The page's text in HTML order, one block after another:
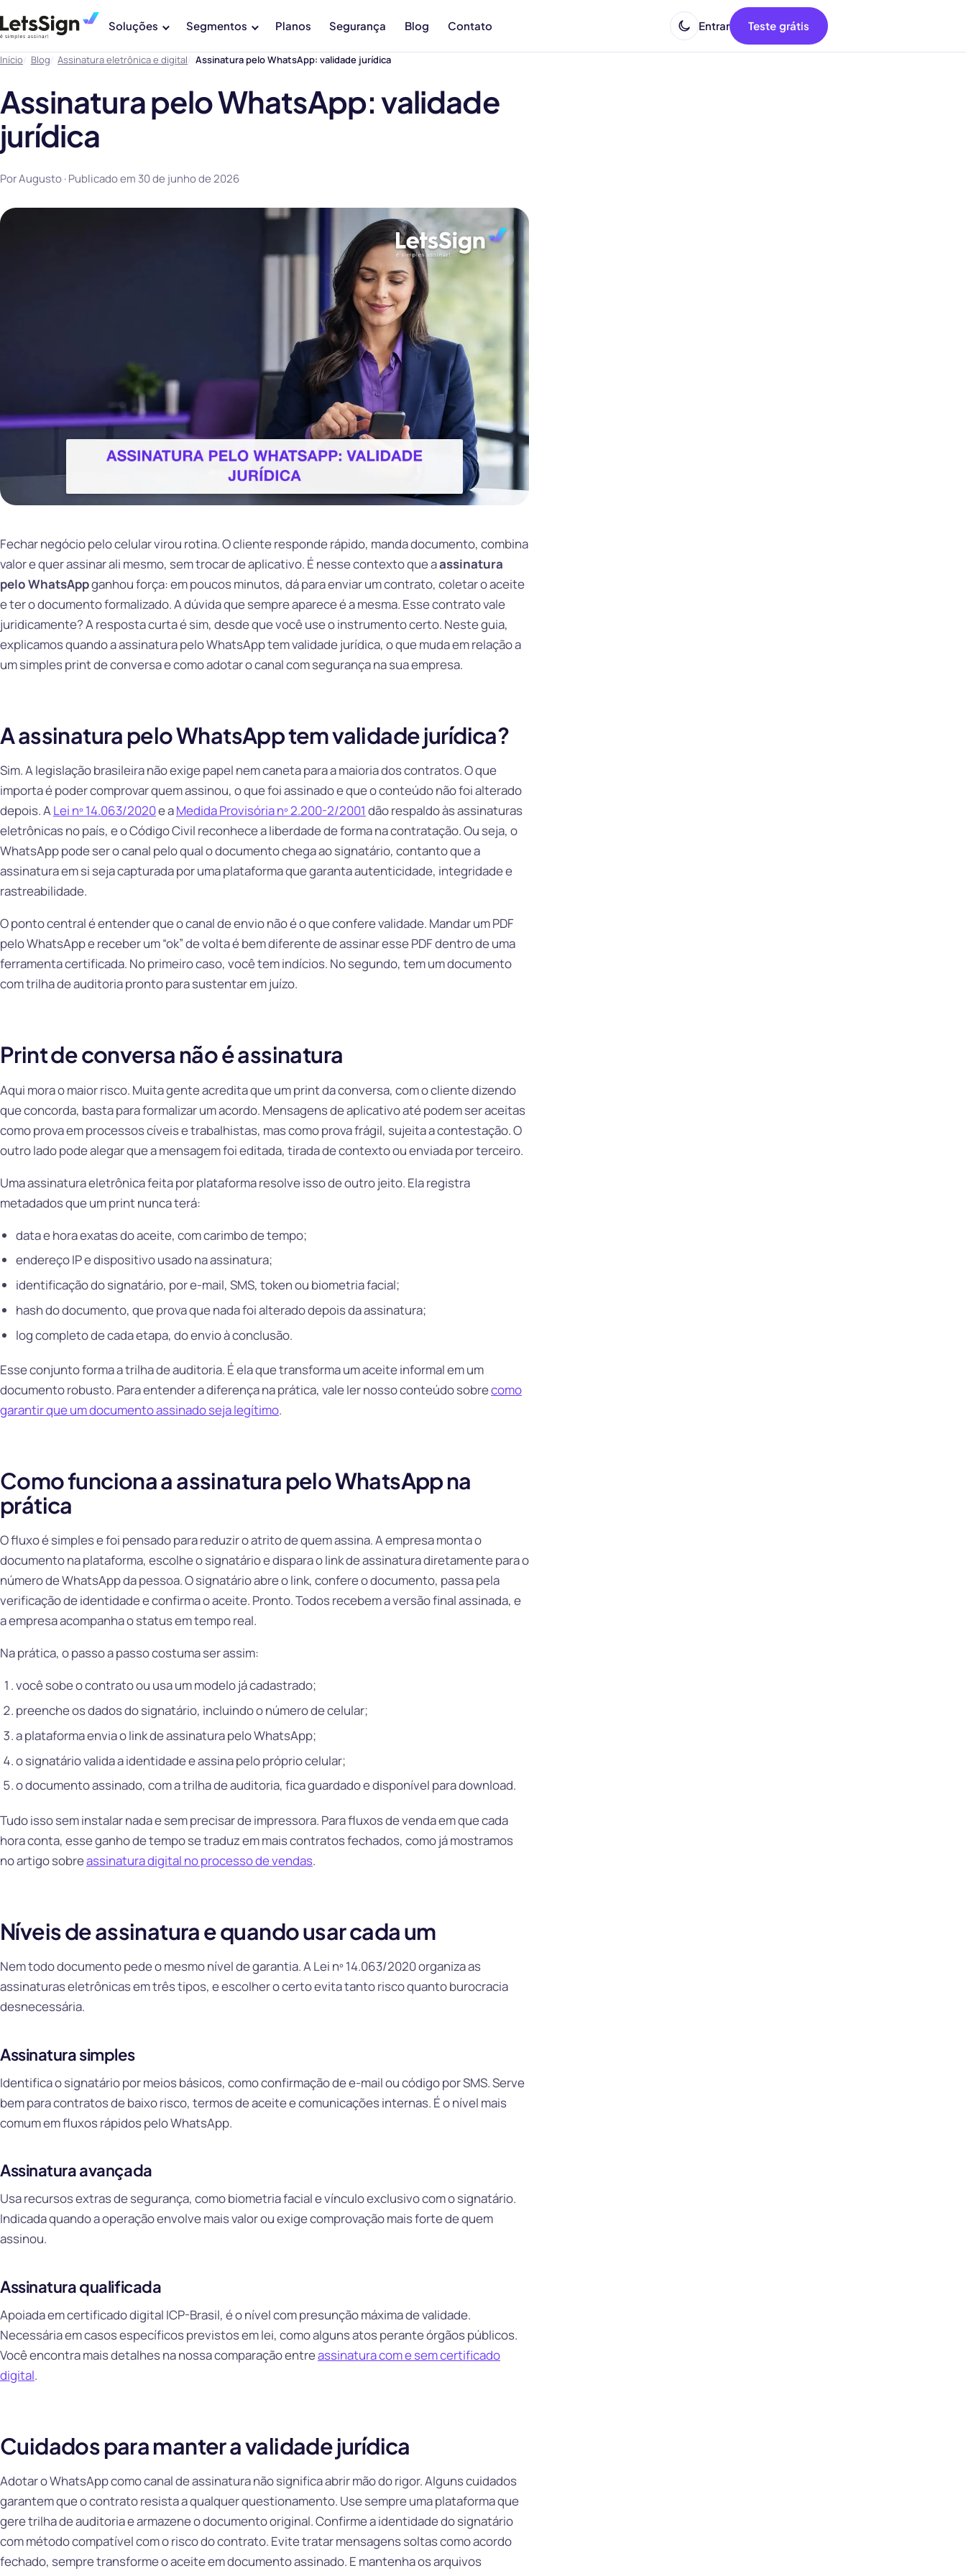
Soluções Segmentos Planos Segurança Blog Contato Entrar Teste grátis
Início Blog Assinatura eletrônica e digital Assinatura pelo WhatsApp: validade jurídica
Assinatura pelo WhatsApp: validade
jurídica
Por Augusto · Publicado em 30 de junho de 2026
Fechar negócio pelo celular virou rotina. O cliente responde rápido, manda documento, combina
valor e quer assinar ali mesmo, sem trocar de aplicativo. É nesse contexto que aassinatura
pelo WhatsAppganhou força: em poucos minutos, dá para enviar um contrato, coletar o aceite
e ter o documento formalizado. A dúvida que sempre aparece é a mesma. Esse contrato vale
juridicamente? A resposta curta é sim, desde que você use o instrumento certo. Neste guia,
explicamos quando a assinatura pelo WhatsApp tem validade jurídica, o que muda em relação a
um simples print de conversa e como adotar o canal com segurança na sua empresa.
A assinatura pelo WhatsApp tem validade jurídica?
Sim. A legislação brasileira não exige papel nem caneta para a maioria dos contratos. O que
importa é poder comprovar quem assinou, o que foi assinado e que o conteúdo não foi alterado
depois. ALei nº 14.063/2020e aMedida Provisória nº 2.200-2/2001 dão respaldo às assinaturas
eletrônicas no país, e o Código Civil reconhece a liberdade de forma na contratação. Ou seja, o
WhatsApp pode ser o canal pelo qual o documento chega ao signatário, contanto que a
assinatura em si seja capturada por uma plataforma que garanta autenticidade, integridade e
rastreabilidade.
O ponto central é entender que o canal de envio não é o que confere validade. Mandar um PDF
pelo WhatsApp e receber um “ok” de volta é bem diferente de assinar esse PDF dentro de uma
ferramenta certificada. No primeiro caso, você tem indícios. No segundo, tem um documento
com trilha de auditoria pronto para sustentar em juízo.
Print de conversa não é assinatura
Aqui mora o maior risco. Muita gente acredita que um print da conversa, com o cliente dizendo
que concorda, basta para formalizar um acordo. Mensagens de aplicativo até podem ser aceitas
como prova em processos cíveis e trabalhistas, mas como prova frágil, sujeita a contestação. O
outro lado pode alegar que a mensagem foi editada, tirada de contexto ou enviada por terceiro.
Uma assinatura eletrônica feita por plataforma resolve isso de outro jeito. Ela registra
metadados que um print nunca terá:
data e hora exatas do aceite, com carimbo de tempo;
endereço IP e dispositivo usado na assinatura;
identificação do signatário, por e-mail, SMS, token ou biometria facial;
hash do documento, que prova que nada foi alterado depois da assinatura;
log completo de cada etapa, do envio à conclusão.
Esse conjunto forma a trilha de auditoria. É ela que transforma um aceite informal em um
documento robusto. Para entender a diferença na prática, vale ler nosso conteúdo sobrecomo
garantir que um documento assinado seja legítimo.
Como funciona a assinatura pelo WhatsApp na
prática
O fluxo é simples e foi pensado para reduzir o atrito de quem assina. A empresa monta o
documento na plataforma, escolhe o signatário e dispara o link de assinatura diretamente para o
número de WhatsApp da pessoa. O signatário abre o link, confere o documento, passa pela
verificação de identidade e confirma o aceite. Pronto. Todos recebem a versão final assinada, e
a empresa acompanha o status em tempo real.
Na prática, o passo a passo costuma ser assim:
você sobe o contrato ou usa um modelo já cadastrado;
preenche os dados do signatário, incluindo o número de celular;
a plataforma envia o link de assinatura pelo WhatsApp;
o signatário valida a identidade e assina pelo próprio celular;
o documento assinado, com a trilha de auditoria, fica guardado e disponível para download.
Tudo isso sem instalar nada e sem precisar de impressora. Para fluxos de venda em que cada
hora conta, esse ganho de tempo se traduz em mais contratos fechados, como já mostramos
no artigo sobreassinatura digital no processo de vendas.
Níveis de assinatura e quando usar cada um
Nem todo documento pede o mesmo nível de garantia. A Lei nº 14.063/2020 organiza as
assinaturas eletrônicas em três tipos, e escolher o certo evita tanto risco quanto burocracia
desnecessária.
Assinatura simples
Identifica o signatário por meios básicos, como confirmação de e-mail ou código por SMS. Serve
bem para contratos de baixo risco, termos de aceite e comunicações internas. É o nível mais
comum em fluxos rápidos pelo WhatsApp.
Assinatura avançada
Usa recursos extras de segurança, como biometria facial e vínculo exclusivo com o signatário.
Indicada quando a operação envolve mais valor ou exige comprovação mais forte de quem
assinou.
Assinatura qualificada
Apoiada em certificado digital ICP-Brasil, é o nível com presunção máxima de validade.
Necessária em casos específicos previstos em lei, como alguns atos perante órgãos públicos.
Você encontra mais detalhes na nossa comparação entreassinatura com e sem certificado
digital.
Cuidados para manter a validade jurídica
Adotar o WhatsApp como canal de assinatura não significa abrir mão do rigor. Alguns cuidados
garantem que o contrato resista a qualquer questionamento. Use sempre uma plataforma que
gere trilha de auditoria e armazene o documento original. Confirme a identidade do signatário
com método compatível com o risco do contrato. Evite tratar mensagens soltas como acordo
fechado, sempre transforme o aceite em documento assinado. E mantenha os arquivos